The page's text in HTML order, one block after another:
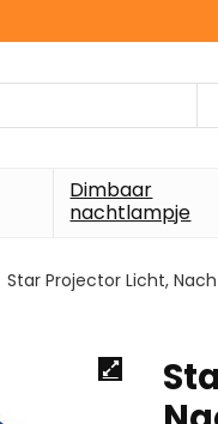
Dimbaar
nachtlampje
Star Projector Licht,